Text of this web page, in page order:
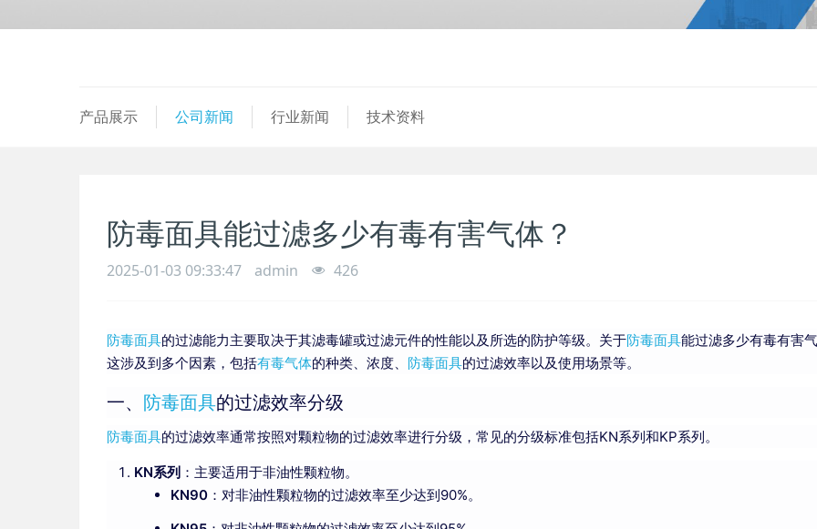
产品展示 公司新闻 行业新闻 技术资料
防毒面具能过滤多少有毒有害气体？
2025-01-03 09:33:47 admin 426
防毒面具的过滤能力主要取决于其滤毒罐或过滤元件的性能以及所选的防护等级。关于防毒面具能过滤多少有毒有害气
这涉及到多个因素，包括有毒气体的种类、浓度、 防毒面具的过滤效率以及使用场景等。
一、 防毒面具的过滤效率分级
防毒面具的过滤效率通常按照对颗粒物的过滤效率进行分级，常见的分级标准包括KN系列和KP系列。
KN系列 ：主要适用于非油性颗粒物。
KN90 ：对非油性颗粒物的过滤效率至少达到90%。